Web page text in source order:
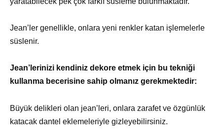
Jean’ler genellikle, onlara yeni renkler katan işlemelerle
süslenir.
Jean’lerinizi kendiniz dekore etmek için bu tekniği
kullanma becerisine sahip olmanız gerekmektedir:
Büyük delikleri olan jean’leri, onlara zarafet ve özgünlük
katacak dantel eklemeleriyle gizleyebilirsiniz.